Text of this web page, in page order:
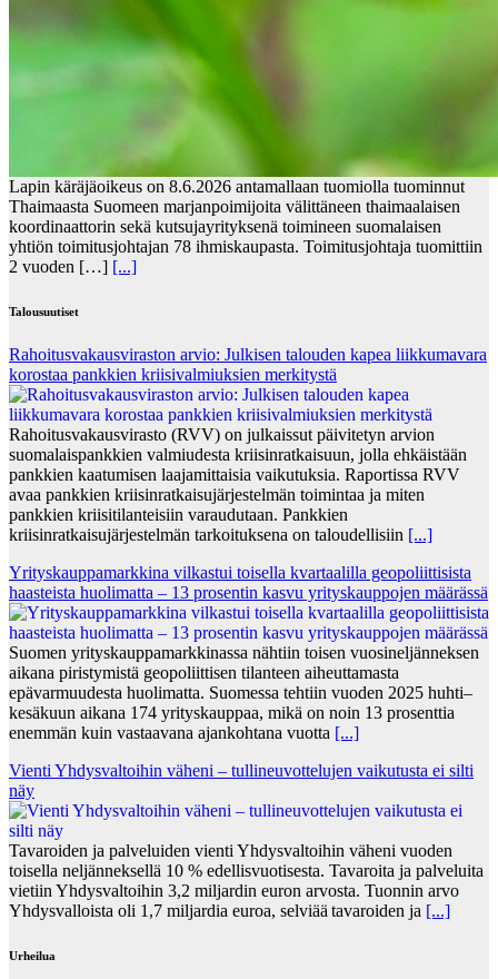
Lapin käräjäoikeus on 8.6.2026 antamallaan tuomiolla tuominnut
Thaimaasta Suomeen marjanpoimijoita välittäneen thaimaalaisen
koordinaattorin sekä kutsujayrityksenä toimineen suomalaisen
yhtiön toimitusjohtajan 78 ihmiskaupasta. Toimitusjohtaja tuomittiin
2 vuoden […] [...]
Talousuutiset
Rahoitusvakausviraston arvio: Julkisen talouden kapea liikkumavara
korostaa pankkien kriisivalmiuksien merkitystä
Rahoitusvakausvirasto (RVV) on julkaissut päivitetyn arvion
suomalaispankkien valmiudesta kriisinratkaisuun, jolla ehkäistään
pankkien kaatumisen laajamittaisia vaikutuksia. Raportissa RVV
avaa pankkien kriisinratkaisujärjestelmän toimintaa ja miten
pankkien kriisitilanteisiin varaudutaan. Pankkien
kriisinratkaisujärjestelmän tarkoituksena on taloudellisiin [...]
Yrityskauppamarkkina vilkastui toisella kvartaalilla geopoliittisista
haasteista huolimatta – 13 prosentin kasvu yrityskauppojen määrässä
Suomen yrityskauppamarkkinassa nähtiin toisen vuosineljänneksen
aikana piristymistä geopoliittisen tilanteen aiheuttamasta
epävarmuudesta huolimatta. Suomessa tehtiin vuoden 2025 huhti–
kesäkuun aikana 174 yrityskauppaa, mikä on noin 13 prosenttia
enemmän kuin vastaavana ajankohtana vuotta [...]
Vienti Yhdysvaltoihin väheni – tullineuvottelujen vaikutusta ei silti
näy
Tavaroiden ja palveluiden vienti Yhdysvaltoihin väheni vuoden
toisella neljänneksellä 10 % edellisvuotisesta. Tavaroita ja palveluita
vietiin Yhdysvaltoihin 3,2 miljardin euron arvosta. Tuonnin arvo
Yhdysvalloista oli 1,7 miljardia euroa, selviää tavaroiden ja [...]
Urheilua